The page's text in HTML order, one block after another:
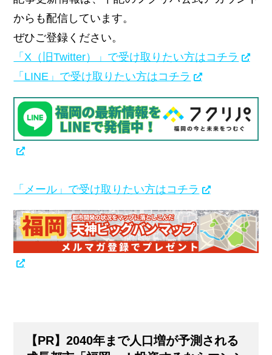
からも配信しています。
ぜひご登録ください。
「X（旧Twitter）」で受け取りたい方はコチラ
「LINE」で受け取りたい方はコチラ
「メール」で受け取りたい方はコチラ
【PR】2040年まで人口増が予測される